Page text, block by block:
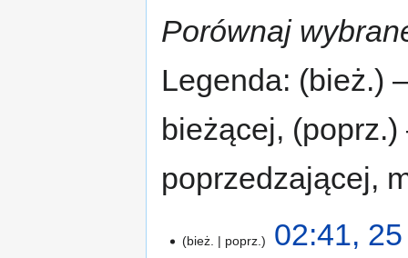
Porównaj
Legenda: (bież.)
bieżącej,
poprzedzającej,
bież. poprz.
02:41,